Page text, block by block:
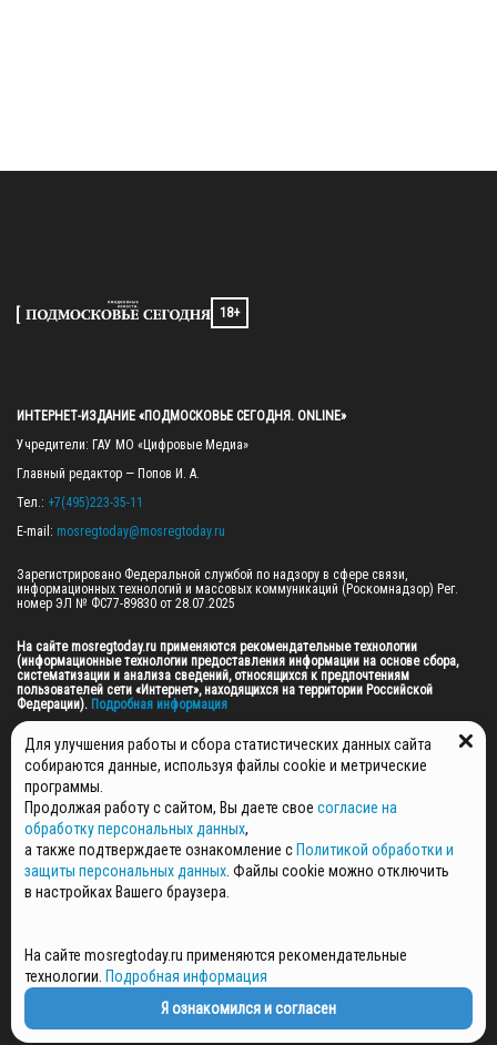
18+
ИНТЕРНЕТ-ИЗДАНИЕ «ПОДМОСКОВЬЕ СЕГОДНЯ. ONLINE»
Учредители: ГАУ МО «Цифровые Медиа»
Главный редактор — Попов И. А.
Тел.: +7(495)223-35-11
E-mail: mosregtoday@mosregtoday.ru
Зарегистрировано Федеральной службой по надзору в сфере связи,
информационных технологий и массовых коммуникаций (Роскомнадзор) Рег.
номер ЭЛ № ФС77-89830 от 28.07.2025
На сайте mosregtoday.ru применяются рекомендательные технологии
(информационные технологии предоставления информации на основе сбора,
систематизации и анализа сведений, относящихся к предпочтениям
пользователей сети «Интернет», находящихся на территории Российской
Федерации). Подробная информация
© 2026 ПРАВА НА ВСЕ МАТЕРИАЛЫ САЙТА ПРИНАДЛЕЖАТ ГАУ МО "ЦИФРОВЫЕ
МЕДИА" (ОГРН: 1255000059467).
ПОЛИТИКА ОБРАБОТКИ И ЗАЩИТЫ ПЕРСОНАЛЬНЫХ ДАННЫХ
НОВОСТИ
ГАЗЕТЫ
РЕКЛАМОДАТЕЛЯМ
СПЕЦПРОЕКТЫ
СТАТЬИ
ПОЛИТИКА КОНФИДЕНЦИАЛЬНОСТИ
Для улучшения работы и сбора статистических данных сайта
собираются данные, используя файлы cookie и метрические
программы.
Продолжая работу с сайтом, Вы даете свое согласие на
обработку персональных данных,
а также подтверждаете ознакомление с Политикой обработки и
защиты персональных данных . Файлы cookie можно отключить
в настройках Вашего браузера.
На сайте mosregtoday.ru применяются рекомендательные
технологии. Подробная информация
Я ознакомился и согласен